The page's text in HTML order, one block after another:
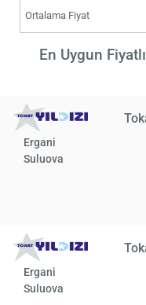
Ortalama Fiyat
En Uygun
Ergani
Suluova
Ergani
Suluova